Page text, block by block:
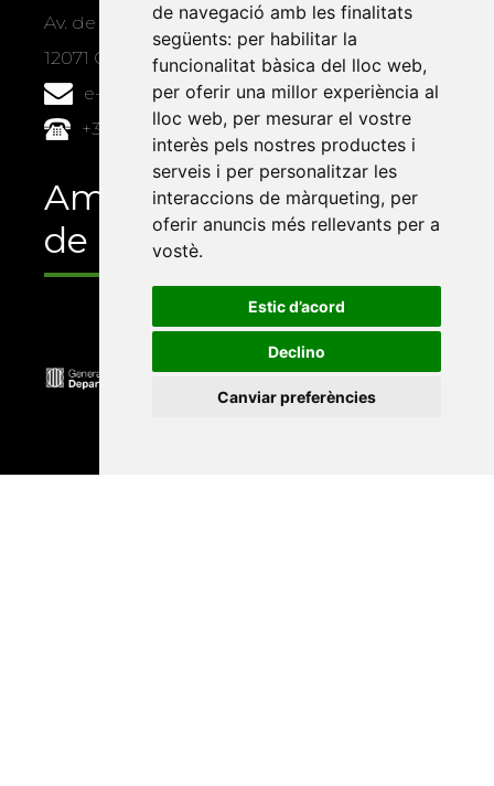
de navegació amb les finalitats
següents: per habilitar la
funcionalitat bàsica del lloc web,
per oferir una millor experiència al
lloc web, per mesurar el vostre
interès pels nostres productes i
serveis i per personalitzar les
interaccions de màrqueting, per
oferir anuncis més rellevants per a
vostè.
Estic d’acord
Declino
Canviar preferències
Av. de Vicent Sos Baynat, s/n
12071 Castelló de la Plana
e-buc@vives.org
+34 964 72 89 93
Amb el suport
de